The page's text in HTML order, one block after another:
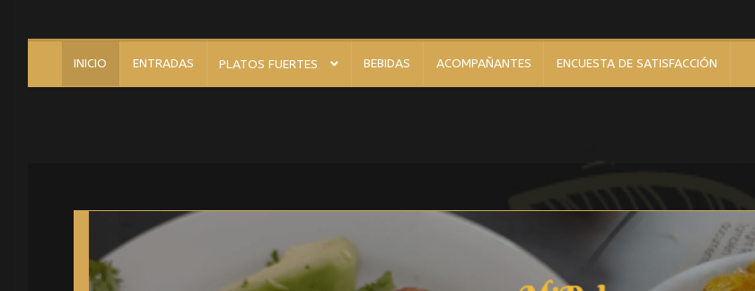
INICIO ENTRADAS PLATOS FUERTES BEBIDAS ACOMPAÑANTES ENCUESTA DE SATISFACCIÓN
MiPalenqueCarta